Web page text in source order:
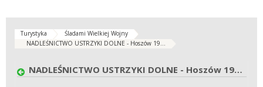
Turystyka
Śladami Wielkiej Wojny
NADLEŚNICTWO USTRZYKI DOLNE - Hoszów 19...
NADLEŚNICTWO USTRZYKI DOLNE - Hoszów 1918-1919